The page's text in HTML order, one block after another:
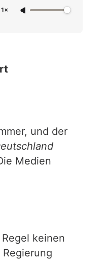
1×
und der
Medien
keinen